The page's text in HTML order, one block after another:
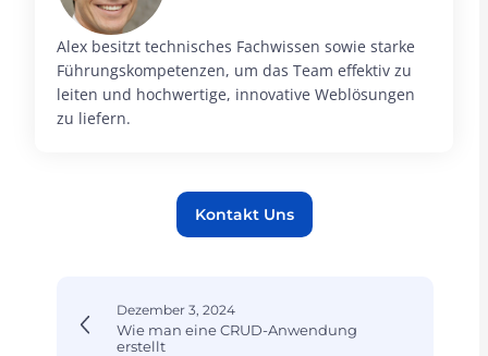
Alex besitzt technisches Fachwissen sowie starke
Führungskompetenzen, um das Team effektiv zu
leiten und hochwertige, innovative Weblösungen
zu liefern.
Kontakt Uns
Dezember 3, 2024
Wie man eine CRUD-Anwendung
erstellt